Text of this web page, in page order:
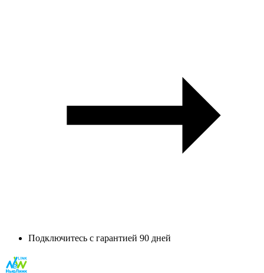
Подключитесь с гарантией 90 дней